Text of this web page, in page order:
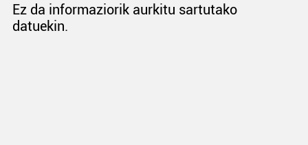
Ez da informaziorik aurkitu sartutako
datuekin.